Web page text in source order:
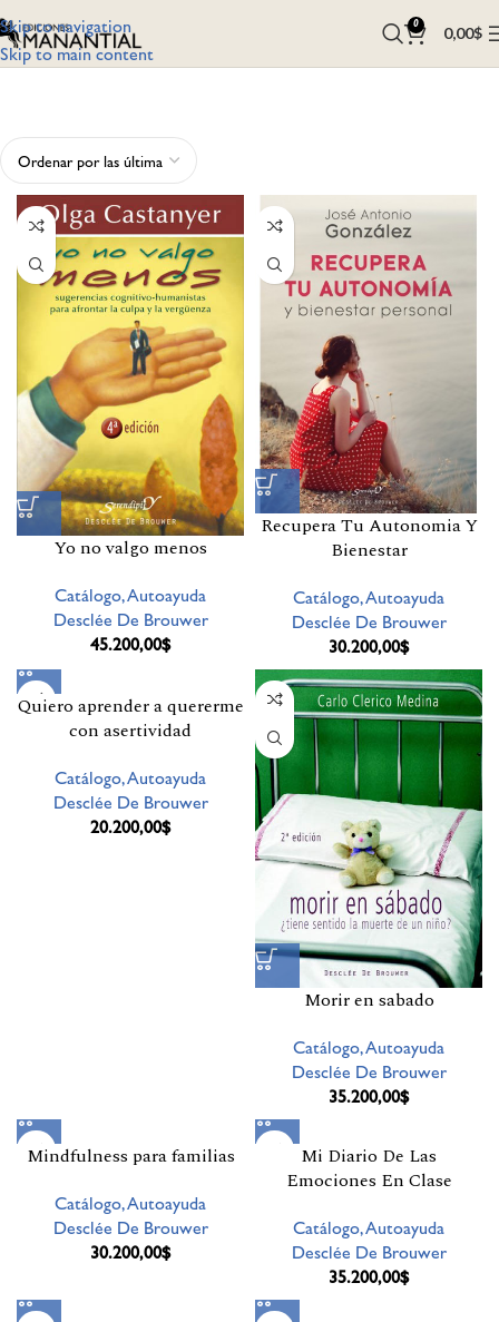
Skip to navigation
Skip to main content
0 0,00$
Yo no valgo menos
Catálogo,Autoayuda
Desclée De Brouwer
45.200,00$
Recupera Tu Autonomia Y
Bienestar
Catálogo,Autoayuda
Desclée De Brouwer
30.200,00$
Quiero aprender a quererme
con asertividad
Catálogo,Autoayuda
Desclée De Brouwer
20.200,00$
Morir en sabado
Catálogo,Autoayuda
Desclée De Brouwer
35.200,00$
Mindfulness para familias
Catálogo,Autoayuda
Desclée De Brouwer
30.200,00$
Mi Diario De Las
Emociones En Clase
Catálogo,Autoayuda
Desclée De Brouwer
35.200,00$